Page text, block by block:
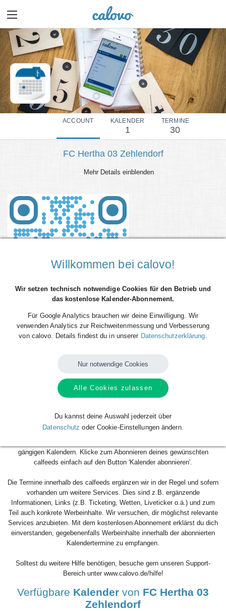
ACCOUNT KALENDER
1
TERMINE
30
FC Hertha 03 Zehlendorf
Mehr Details einblenden
Du willst alle Spieltermine von FC Hertha 03 Zehlendorf direkt als
Smartphone, Tablet oder Desktop-PC integrieren? Kein Problem mit den
Das Beste daran: sobald neue Spieltermine angelegt oder geändert
dem kostenlosen Abonnieren nie wieder etwas tun. Alle Termine einzeln
und mühsam einzutragen gehört also der Vergangenheit an. Los geht´s!
gängigen Kalendern. Klicke zum Abonnieren deines gewünschten
calfeeds einfach auf den Button 'Kalender abonnieren'.
Die Termine innerhalb des calfeeds ergänzen wir in der Regel und sofern
vorhanden um weitere Services. Dies sind z.B. ergänzende
Informationen, Links (z.B. Ticketing, Wetten, Liveticker o.ä.) und zum
Teil auch konkrete Werbeinhalte. Wir versuchen, dir möglichst relevante
Services anzubieten. Mit dem kostenlosen Abonnement erklärst du dich
einverstanden, gegebenenfalls Werbeinhalte innerhalb der abonnierten
Kalendertermine zu empfangen.
Solltest du weitere Hilfe benötigen, besuche gern unseren Support-
Bereich unter www.calovo.de/hilfe!
Verfügbare Kalender von FC Hertha 03
Zehlendorf
Willkommen bei calovo!
Wir setzen technisch notwendige Cookies für den Betrieb und
das kostenlose Kalender-Abonnement.
Für Google Analytics brauchen wir deine Einwilligung. Wir
verwenden Analytics zur Reichweitenmessung und Verbesserung
von calovo. Details findest du in unserer Datenschutzerklärung.
Nur notwendige Cookies
Alle Cookies zulassen
Du kannst deine Auswahl jederzeit über
Datenschutz oder Cookie-Einstellungen ändern.